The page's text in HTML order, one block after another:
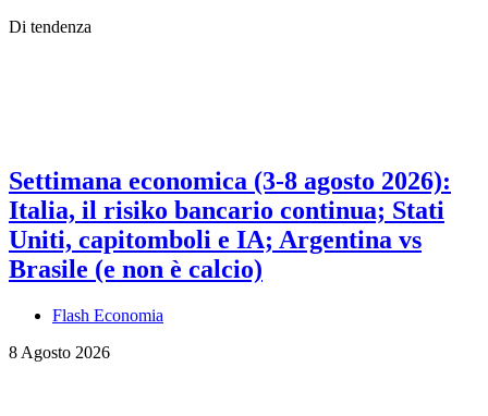
Di tendenza
Settimana economica (3-8 agosto 2026):
Italia, il risiko bancario continua; Stati
Uniti, capitomboli e IA; Argentina vs
Brasile (e non è calcio)
Flash Economia
8 Agosto 2026